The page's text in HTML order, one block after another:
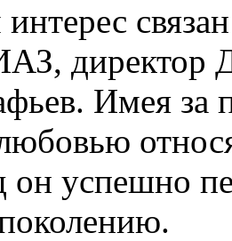
директор
Имея за
он успешно